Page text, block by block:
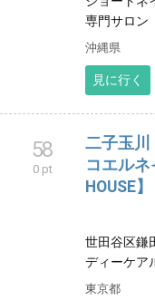
専門サロン
沖縄県
見に行く
58
0 pt
二子玉
コエル
HOUSE】
世田谷区鎌
ディーケア
東京都